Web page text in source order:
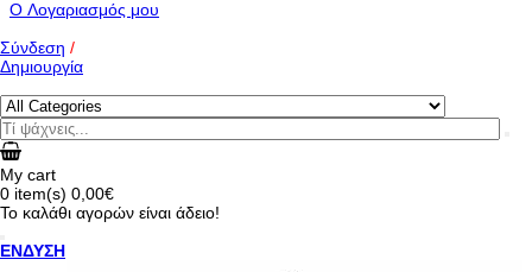
O Λογαριασμός μου
Σύνδεση /
Δημιουργία
My cart
0 item(s) 0,00€
Το καλάθι αγορών είναι άδειο!
ΕΝΔΥΣΗ